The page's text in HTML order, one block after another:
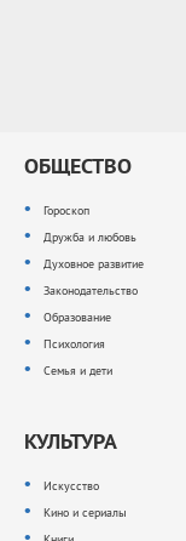
ОБЩЕСТВО
Гороскоп
Дружба и любовь
Духовное развитие
Законодательство
Образование
Психология
Семья и дети
КУЛЬТУРА
Искусство
Кино и сериалы